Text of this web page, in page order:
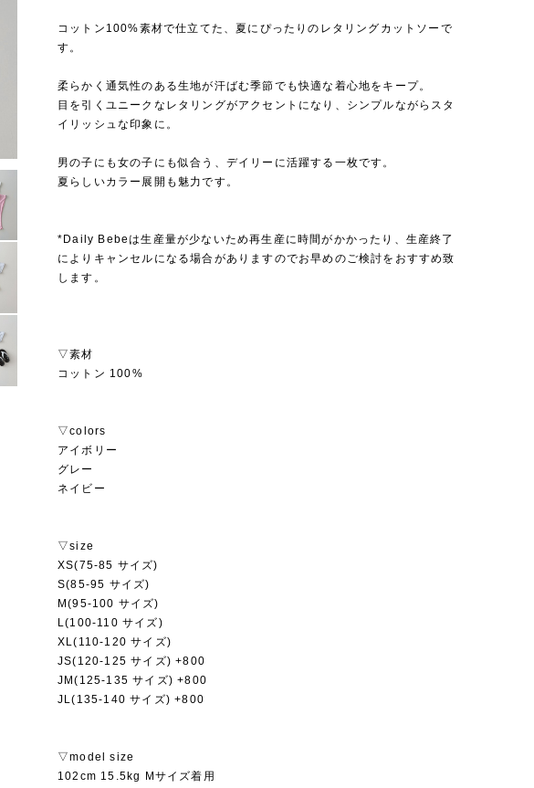
コットン100%素材で仕立てた、夏にぴったりのレタリングカットソーで
す。
柔らかく通気性のある生地が汗ばむ季節でも快適な着心地をキープ。
目を引くユニークなレタリングがアクセントになり、シンプルながらスタ
イリッシュな印象に。
男の子にも女の子にも似合う、デイリーに活躍する一枚です。
夏らしいカラー展開も魅力です。
*Daily Bebeは生産量が少ないため再生産に時間がかかったり、生産終了
によりキャンセルになる場合がありますのでお早めのご検討をおすすめ致
します。
▽素材
コットン 100%
▽colors
アイボリー
グレー
ネイビー
▽size
XS(75-85 サイズ)
S(85-95 サイズ)
M(95-100 サイズ)
L(100-110 サイズ)
XL(110-120 サイズ)
JS(120-125 サイズ) +800
JM(125-135 サイズ) +800
JL(135-140 サイズ) +800
▽model size
102cm 15.5kg Mサイズ着用